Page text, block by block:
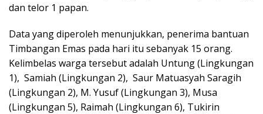
dan telor 1 papan.
Data yang diperoleh menunjukkan, penerima bantuan
Timbangan Emas pada hari itu sebanyak 15 orang.
Kelimbelas warga tersebut adalah Untung (Lingkungan
1), Samiah (Lingkungan 2), Saur Matuasyah Saragih
(Lingkungan 2), M. Yusuf (Lingkungan 3), Musa
(Lingkungan 5), Raimah (Lingkungan 6), Tukirin